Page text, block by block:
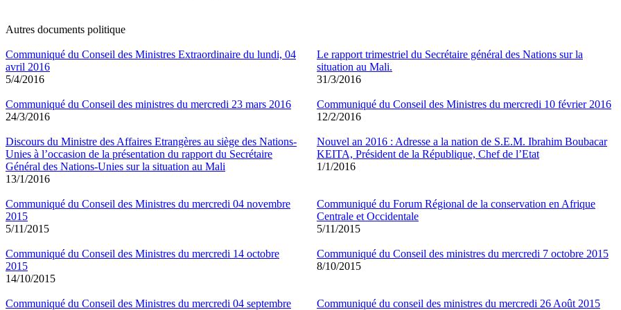
Autres documents politique
Communiqué du Conseil des Ministres Extraordinaire du lundi, 04
avril 2016
5/4/2016
Le rapport trimestriel du Secrétaire général des Nations sur la
situation au Mali.
31/3/2016
Communiqué du Conseil des ministres du mercredi 23 mars 2016
24/3/2016
Communiqué du Conseil des Ministres du mercredi 10 février 2016
12/2/2016
Discours du Ministre des Affaires Etrangères au siège des Nations-
Unies à l’occasion de la présentation du rapport du Secrétaire
Général des Nations-Unies sur la situation au Mali
13/1/2016
Nouvel an 2016 : Adresse a la nation de S.E.M. Ibrahim Boubacar
KEITA, Président de la République, Chef de l’Etat
1/1/2016
Communiqué du Conseil des Ministres du mercredi 04 novembre
2015
5/11/2015
Communiqué du Forum Régional de la conservation en Afrique
Centrale et Occidentale
5/11/2015
Communiqué du Conseil des Ministres du mercredi 14 octobre
2015
14/10/2015
Communiqué du Conseil des ministres du mercredi 7 octobre 2015
8/10/2015
Communiqué du Conseil des Ministres du mercredi 04 septembre Communiqué du conseil des ministres du mercredi 26 Août 2015